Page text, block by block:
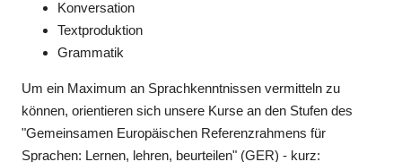
Konversation
Textproduktion
Grammatik
Um ein Maximum an Sprachkenntnissen vermitteln zu
können, orientieren sich unsere Kurse an den Stufen des
"Gemeinsamen Europäischen Referenzrahmens für
Sprachen: Lernen, lehren, beurteilen" (GER) - kurz: